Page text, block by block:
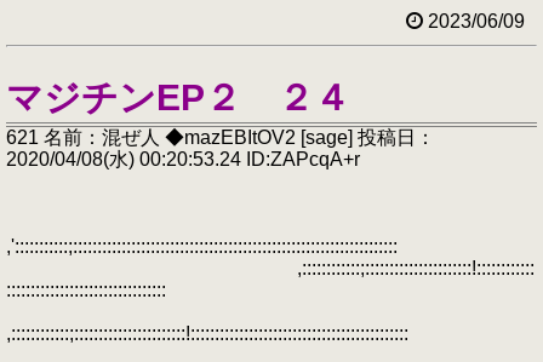
2023/06/09
マジチンEP２ ２４
621 名前：混ぜ人 ◆mazEBItOV2 [sage] 投稿日：
2020/04/08(水) 00:20:53.24 ID:ZAPcqA+r
,':::::::::::;:::::::::::::::::::::::::::::::::::::::::::::::::::::::::::::::::::
,::::::::::::;::::::::::::::::::::::!::::::::::::
:::::::::::::::::::::::::::::::::
,::::::::::::;:::::::::::::::::::::::!:::::::::::::::::::::::::::::::::::::::::::::